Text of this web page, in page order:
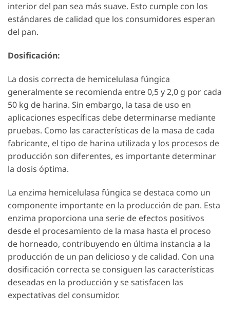
interior del pan sea más suave. Esto cumple con los
estándares de calidad que los consumidores esperan
del pan.
Dosificación:
La dosis correcta de hemicelulasa fúngica
generalmente se recomienda entre 0,5 y 2,0 g por cada
50 kg de harina. Sin embargo, la tasa de uso en
aplicaciones específicas debe determinarse mediante
pruebas. Como las características de la masa de cada
fabricante, el tipo de harina utilizada y los procesos de
producción son diferentes, es importante determinar
la dosis óptima.
La enzima hemicelulasa fúngica se destaca como un
componente importante en la producción de pan. Esta
enzima proporciona una serie de efectos positivos
desde el procesamiento de la masa hasta el proceso
de horneado, contribuyendo en última instancia a la
producción de un pan delicioso y de calidad. Con una
dosificación correcta se consiguen las características
deseadas en la producción y se satisfacen las
expectativas del consumidor.